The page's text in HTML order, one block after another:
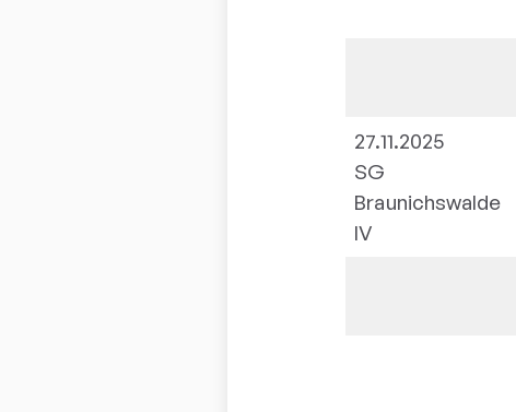
27.11.2025
SG
Braunichswalde
IV